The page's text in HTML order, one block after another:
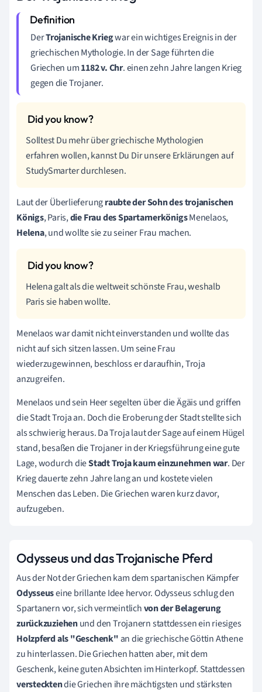
DerTrojanische Kriegwar ein wichtiges Ereignis in der
griechischen Mythologie. In der Sage führten die
Griechen um1182 v.Chr.einen zehn Jahre langen Krieg
gegen die Trojaner.
Solltest Du mehr über griechische Mythologien
erfahren wollen, kannst Du Dir unsere Erklärungen auf
StudySmarter durchlesen.
Laut der Überlieferungraubte der Sohn des trojanischen
Königs, Paris,die Frau des SpartarnerkönigsMenelaos,
Helena, und wollte sie zu seiner Frau machen.
Helena galt als die weltweit schönste Frau, weshalb
Paris sie haben wollte.
Menelaos war damit nicht einverstanden und wollte das
nicht auf sich sitzen lassen. Um seine Frau
wiederzugewinnen, beschloss er daraufhin, Troja
anzugreifen.
Menelaos und sein Heer segelten über die Ägäis und griffen
die Stadt Troja an. Doch die Eroberung der Stadt stellte sich
als schwierig heraus. Da Troja laut der Sage auf einem Hügel
stand, besaßen die Trojaner in der Kriegsführung eine gute
Lage, wodurch dieStadt Troja kaum einzunehmen war. Der
Krieg dauerte zehn Jahre lang an und kostete vielen
Menschen das Leben. Die Griechen waren kurz davor,
aufzugeben.
Odysseus und das Trojanische Pferd
Aus der Not der Griechen kam dem spartanischen Kämpfer
Odysseuseine brillante Idee hervor. Odysseus schlug den
Spartanern vor, sich vermeintlichvon der Belagerung
zurückzuziehenund den Trojanern stattdessen ein riesiges
Holzpferd als "Geschenk" an die griechische Göttin Athene
zu hinterlassen. Die Griechen hatten aber, mit dem
Geschenk, keine guten Absichten im Hinterkopf. Stattdessen
verstecktendie Griechen ihre mächtigsten und stärksten